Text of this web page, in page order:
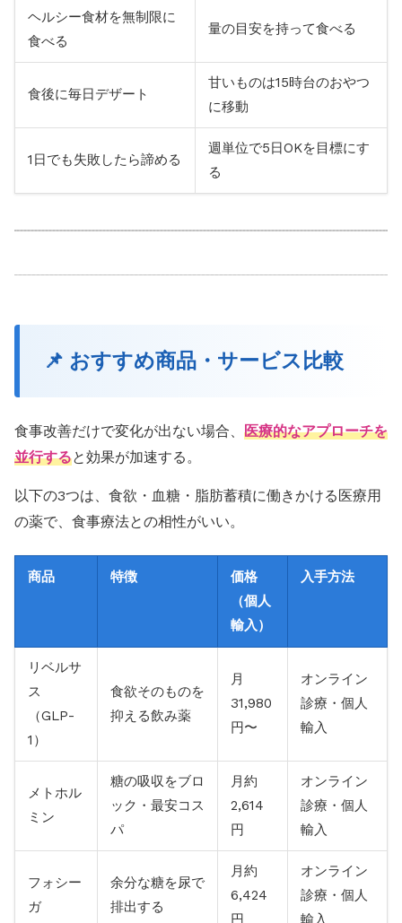
ヘルシー食材を無制限に
食べる
量の目安を持って食べる
食後に毎日デザート
甘いものは15時台のおやつ
に移動
1日でも失敗したら諦める
週単位で5日OKを目標にす
る
📌 おすすめ商品・サービス比較
食事改善だけで変化が出ない場合、 医療的なアプローチを
並行すると効果が加速する。
以下の3つは、食欲・血糖・脂肪蓄積に働きかける医療用
の薬で、食事療法との相性がいい。
商品 特徴
価格
（個人
輸入）
入手方法
リベルサ
ス
（GLP-
1）
食欲そのものを
抑える飲み薬
月
31,980
円〜
オンライン
診療・個人
輸入
メトホル
ミン
糖の吸収をブロ
ック・最安コス
パ
月約
2,614
円
オンライン
診療・個人
輸入
フォシー
ガ
余分な糖を尿で
排出する
月約
6,424
円
オンライン
診療・個人
輸入